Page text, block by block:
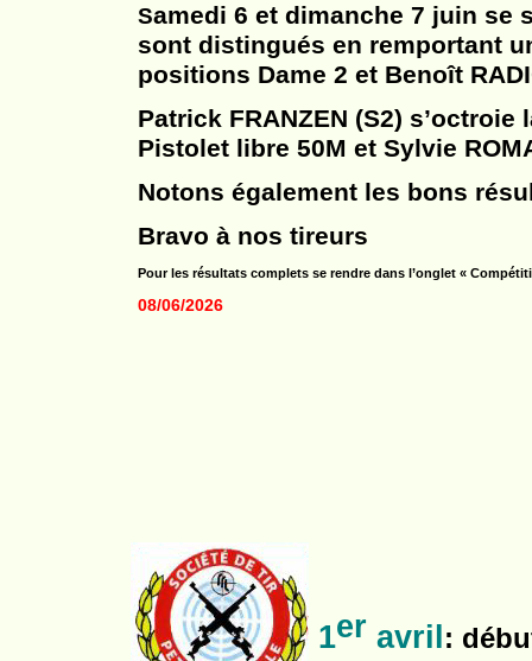
1er avril :
Samedi 6 et dimanche 7 juin se
sont distingués en remportant
positions Dame 2 et Benoît
Patrick FRANZEN (S2) s’octroie
Pistolet libre 50M et Sylvie
Notons également les bons
Bravo à nos tireurs
Pour les résultats complets se rendre dans l’onglet «
08/06/2026